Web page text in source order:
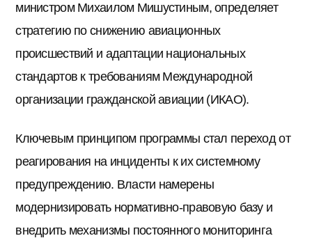
министром Михаилом Мишустиным, определяет
стратегию по снижению авиационных
происшествий и адаптации национальных
стандартов к требованиям Международной
организации гражданской авиации (ИКАО).
Ключевым принципом программы стал переход от
реагирования на инциденты к их системному
предупреждению. Власти намерены
модернизировать нормативно-правовую базу и
внедрить механизмы постоянного мониторинга